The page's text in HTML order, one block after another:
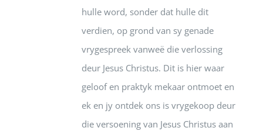
hulle word, sonder dat hulle dit
verdien, op grond van sy genade
vrygespreek vanweë die verlossing
deur Jesus Christus. Dit is hier waar
geloof en praktyk mekaar ontmoet en
ek en jy ontdek ons is vrygekoop deur
die versoening van Jesus Christus aan